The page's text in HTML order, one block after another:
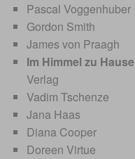
Pascal Voggenhuber
Gordon Smith
James von Praagh
Im Himmel zu Hause
Verlag
Vadim Tschenze
Jana Haas
Diana Cooper
Doreen Virtue